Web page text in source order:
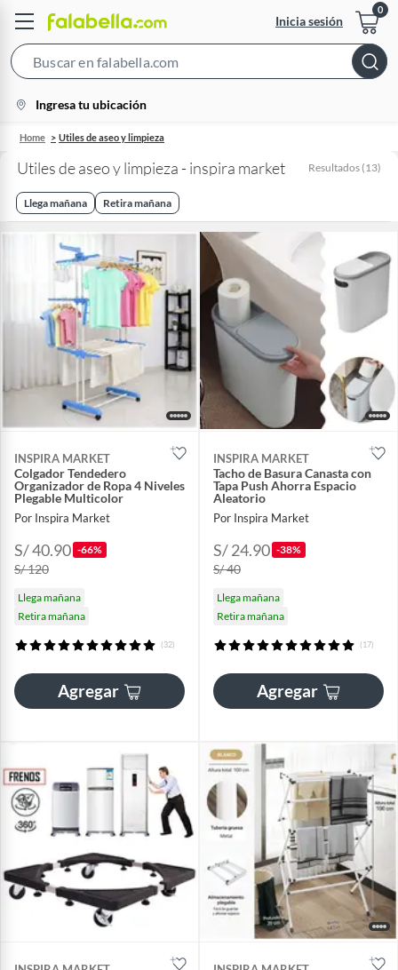
Inicia sesión
Bar
location-
icon
Ingresa tu ubicación
Home Utiles de aseo y limpieza
Utiles de aseo y limpieza - inspira market Resultados (13)
Llega mañana Retira mañana
INSPIRA MARKET
Colgador Tendedero
Organizador de Ropa 4 Niveles
Plegable Multicolor
Por Inspira Market
S/ 40.90 -66%
S/ 120
Llega mañana
Retira mañana
(32)
Agregar
INSPIRA MARKET
Tacho de Basura Canasta con
Tapa Push Ahorra Espacio
Aleatorio
Por Inspira Market
S/ 24.90 -38%
S/ 40
Llega mañana
Retira mañana
(17)
Agregar